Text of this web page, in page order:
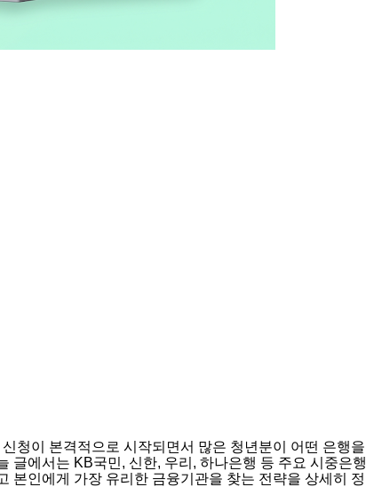
청이 본격적으로 시작되면서 많은 청년분이 어떤 은행을
글에서는 KB국민, 신한, 우리, 하나은행 등 주요 시중은행
본인에게 가장 유리한 금융기관을 찾는 전략을 상세히 정